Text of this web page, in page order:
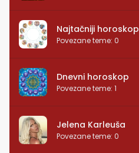
Najtačniji horoskop
Povezane teme: 0
Dnevni horoskop
Povezane teme: 1
Jelena Karleuša
Povezane teme: 0